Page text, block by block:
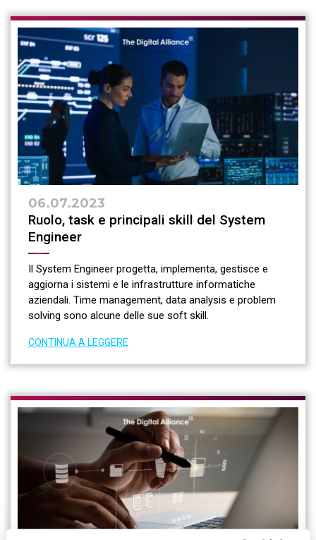
06.07.2023
Ruolo, task e principali skill del System
Engineer
Il System Engineer progetta, implementa, gestisce e
aggiorna i sistemi e le infrastrutture informatiche
aziendali. Time management, data analysis e problem
solving sono alcune delle sue soft skill.
CONTINUA A LEGGERE